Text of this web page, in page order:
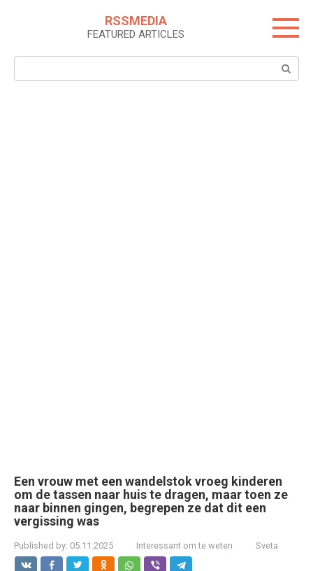
RSSMEDIA
FEATURED ARTICLES
Search:
Een vrouw met een wandelstok vroeg kinderen
om de tassen naar huis te dragen, maar toen ze
naar binnen gingen, begrepen ze dat dit een
vergissing was
Published by: 05.11.2025 Interessant om te weten Sveta